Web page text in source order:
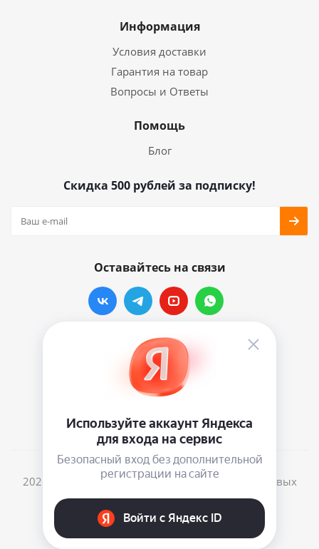
Информация
Условия доставки
Гарантия на товар
Вопросы и Ответы
Помощь
Блог
Скидка 500 рублей за подписку!
Оставайтесь на связи
Наши контакты
info@vinylmarkt.ru
2026 © Винилмаркт - интернет-магазин виниловых
пластинок